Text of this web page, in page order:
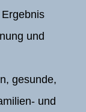
und
gesunde,
und